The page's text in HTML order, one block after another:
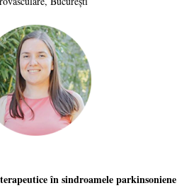
în sindroamele parkinsoniene